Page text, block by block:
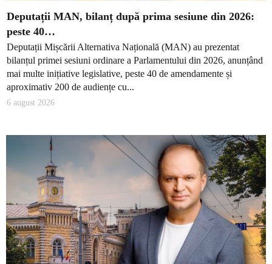
Deputații MAN, bilanț după prima sesiune din 2026:
peste 40…
Deputații Mișcării Alternativa Națională (MAN) au prezentat
bilanțul primei sesiuni ordinare a Parlamentului din 2026, anunțând
mai multe inițiative legislative, peste 40 de amendamente și
aproximativ 200 de audiențe cu...
6 august 2026